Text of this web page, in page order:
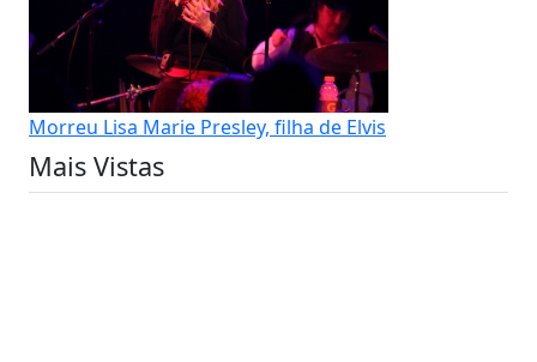
Morreu Lisa Marie Presley, filha de Elvis
Mais Vistas